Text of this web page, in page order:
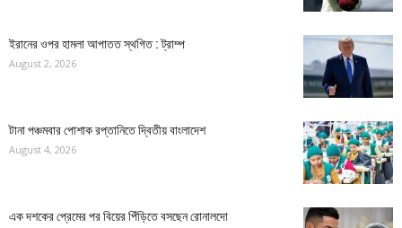
ইরানের ওপর হামলা আপাতত স্থগিত : ট্রাম্প
August 2, 2026
টানা পঞ্চমবার পোশাক রপ্তানিতে দ্বিতীয় বাংলাদেশ
August 4, 2026
এক দশকের প্রেমের পর বিয়ের পিঁড়িতে বসছেন রোনালদো